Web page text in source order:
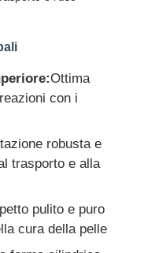
Ottima
con i
robusta e
trasporto e alla
pulito e puro
cura della pelle